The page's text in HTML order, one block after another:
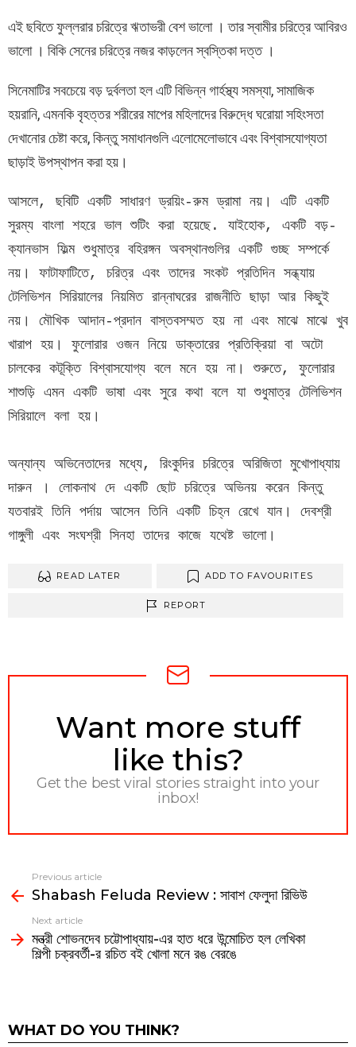
এই ছবিতে ফুল্লরার চরিত্রে ঋতাভরী বেশ ভালো । তার স্বামীর চরিত্রে আবিরও
ভালো । বিকি সেনের চরিত্রে নজর কাড়লেন স্বস্তিকা দত্ত ।
সিনেমাটির সবচেয়ে বড় দুর্বলতা হল এটি বিভিন্ন গার্হস্থ্য সমস্যা, সামাজিক
হয়রানি, এমনকি বৃহত্তর শরীরের মাপের মহিলাদের বিরুদ্ধে ঘরোয়া সহিংসতা
দেখানোর চেষ্টা করে, কিন্তু সমাধানগুলি এলোমেলোভাবে এবং বিশ্বাসযোগ্যতা
ছাড়াই উপস্থাপন করা হয়।
আসলে, ছবিটি একটি সাধারণ ড্রয়িং-রুম ড্রামা নয়। এটি একটি
সুরম্য বাংলা শহরে ভাল শুটিং করা হয়েছে. যাইহোক, একটি বড়-
ক্যানভাস ফিল্ম শুধুমাত্র বহিরঙ্গন অবস্থানগুলির একটি গুচ্ছ সম্পর্কে
নয়। ফাটাফাটিতে, চরিত্র এবং তাদের সংকট প্রতিদিন সন্ধ্যায়
টেলিভিশন সিরিয়ালের নিয়মিত রান্নাঘরের রাজনীতি ছাড়া আর কিছুই
নয়। মৌখিক আদান-প্রদান বাস্তবসম্মত হয় না এবং মাঝে মাঝে খুব
খারাপ হয়। ফুলোরার ওজন নিয়ে ডাক্তারের প্রতিক্রিয়া বা অটো
চালকের কটূক্তি বিশ্বাসযোগ্য বলে মনে হয় না। শুরুতে, ফুলোরার
শাশুড়ি এমন একটি ভাষা এবং সুরে কথা বলে যা শুধুমাত্র টেলিভিশন
সিরিয়ালে বলা হয়।
অন্যান্য অভিনেতাদের মধ্যে, রিংকুদির চরিত্রে অরিজিতা মুখোপাধ্যায়
দারুন । লোকনাথ দে একটি ছোট চরিত্রে অভিনয় করেন কিন্তু
যতবারই তিনি পর্দায় আসেন তিনি একটি চিহ্ন রেখে যান। দেবশ্রী
গাঙ্গুলী এবং সংঘশ্রী সিনহা তাদের কাজে যথেষ্ট ভালো।
READ LATER ADD TO FAVOURITES
REPORT
NEWSLETTER
Want more stuff
like this?
Get the best viral stories straight into your
inbox!
more
Previous article
Shabash Feluda Review : সাবাশ ফেলুদা রিভিউ
Next article
মন্ত্রী শোভনদেব চট্টোপাধ্যায়-এর হাত ধরে উন্মোচিত হল লেখিকা
শিল্পী চক্রবর্তী-র রচিত বই খোলা মনে রঙ বেরঙে
WHAT DO YOU THINK?